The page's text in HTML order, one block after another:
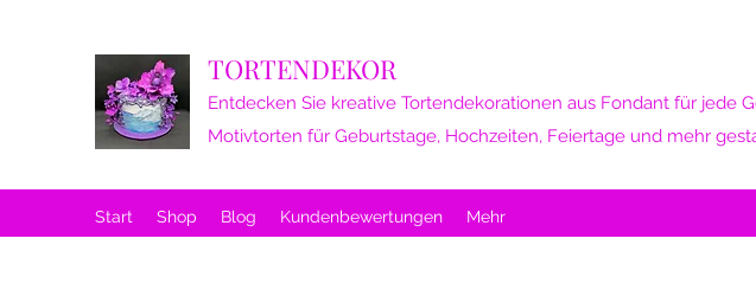
TORTENDEKOR
Entdecken Sie kreative Tortendekorationen aus Fondant für jede
Motivtorten für Geburtstage, Hochzeiten, Feiertage und mehr
Start Shop Blog Kundenbewertungen Mehr